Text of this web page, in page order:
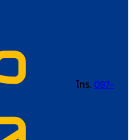
โทร. 097-